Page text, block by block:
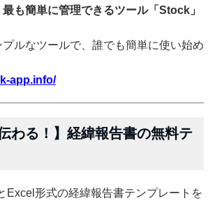
も簡単に管理できるツール「Stock」
ルなツールで、誰でも簡単に使い始め
app.info/
わる！】経緯報告書の無料テ
Excel形式の経緯報告書テンプレートを